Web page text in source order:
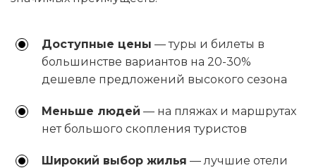
Доступные цены — туры и билеты в
большинстве вариантов на 20-30%
дешевле предложений высокого сезона
Меньше людей — на пляжах и маршрутах
нет большого скопления туристов
Широкий выбор жилья — лучшие отели